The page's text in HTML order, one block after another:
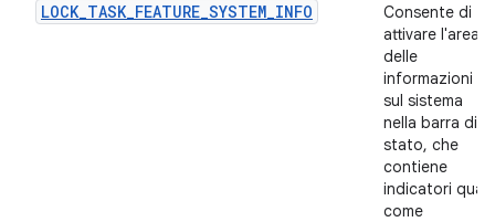
LOCK_TASK_FEATURE_SYSTEM_INFO
Consente di
attivare l'area
delle
informazioni
sul sistema
nella barra di
stato, che
contiene
indicatori quali
come